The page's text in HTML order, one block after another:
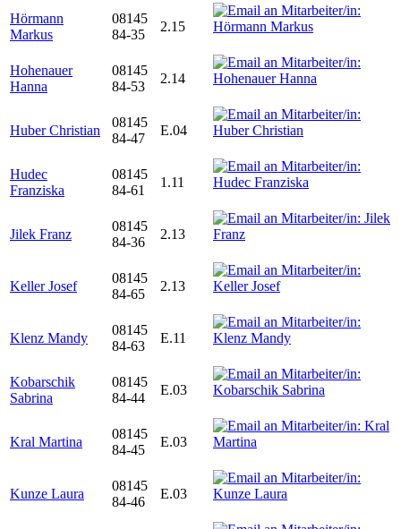
Hörmann
Markus
08145
84-35
2.15
Hohenauer
Hanna
08145
84-53
2.14
Huber Christian
08145
84-47
E.04
Hudec
Franziska
08145
84-61
1.11
Jilek Franz
08145
84-36
2.13
Keller Josef
08145
84-65
2.13
Klenz Mandy
08145
84-63
E.11
Kobarschik
Sabrina
08145
84-44
E.03
Kral Martina
08145
84-45
E.03
Kunze Laura
08145
84-46
E.03